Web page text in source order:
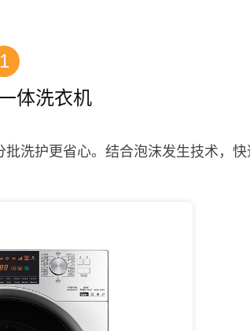
1
体洗衣机
洗护更省心。结合泡沫发生技术，